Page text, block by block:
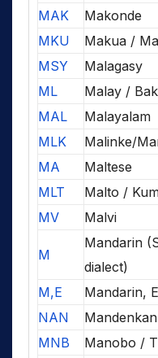
MAK
Makonde
MKU
Makua /
MSY
Malagasy
ML
Malay /
MAL
Malayalam
MLK
Malinke/
MA
Maltese
MLT
Malto /
MV
Malvi
M
Mandarin
dialect)
M,E
Mandarin,
NAN
Mandenkan
MNB
Manobo /